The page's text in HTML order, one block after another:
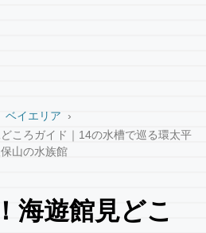
ベイエリア
ころガイド｜14の水槽で巡る環太平
山の水族館
海遊館見どこ